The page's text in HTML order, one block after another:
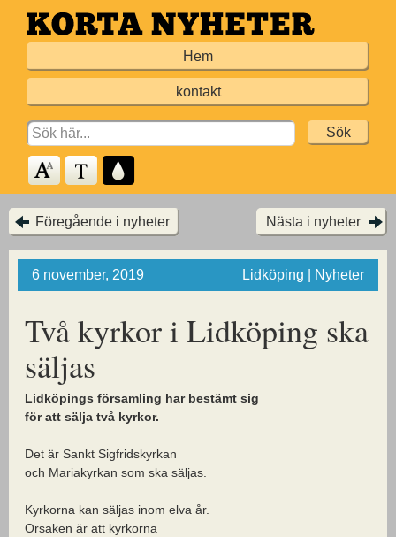
Hoppa
till
Hem
kontakt
Search
for:
Föregående i nyheter Nästa i nyheter
6 november, 2019 Lidköping | Nyheter
Två kyrkor i Lidköping ska
säljas
Lidköpings församling har bestämt sig
för att sälja två kyrkor.
Det är Sankt Sigfridskyrkan
och Mariakyrkan som ska säljas.
Kyrkorna kan säljas inom elva år.
Orsaken är att kyrkorna